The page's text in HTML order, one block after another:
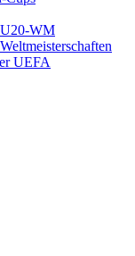
U20-WM
UEFA